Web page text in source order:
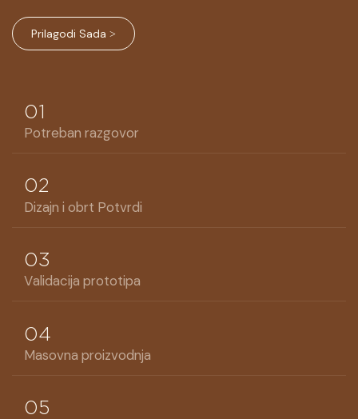
Prilagodi Sada >
01
Potreban razgovor
02
Dizajn i obrt Potvrdi
03
Validacija prototipa
04
Masovna proizvodnja
05